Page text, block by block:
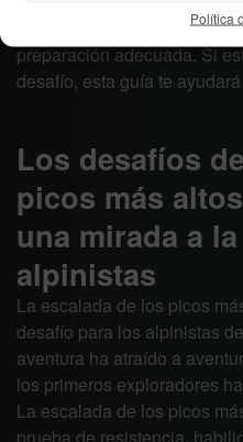
Política
de desafíos técnicos y
preparación adecuada. Si
desafío, esta guía te
Los desafíos
picos más
una mirada a
alpinistas
La escalada de los picos
desafío para los alpinistas
aventura ha atraído a
los primeros exploradores
La escalada de los picos